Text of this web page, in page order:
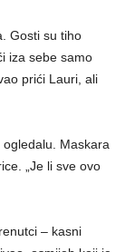
Gosti su tiho
iza sebe samo
prići Lauri, ali
Maskara
„Je li sve ovo
– kasni